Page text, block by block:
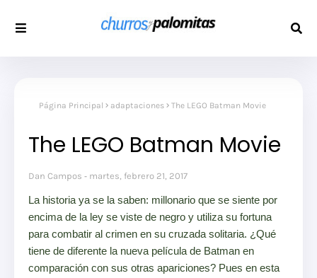
Página Principal adaptaciones The LEGO Batman Movie
The LEGO Batman Movie
Dan Campos martes, febrero 21, 2017
La historia ya se la saben: millonario que se siente por
encima de la ley se viste de negro y utiliza su fortuna
para combatir al crimen en su cruzada solitaria. ¿Qué
tiene de diferente la nueva película de Batman en
comparación con sus otras apariciones? Pues en esta